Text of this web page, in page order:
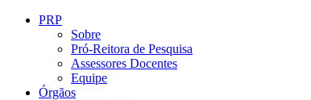
Conteúdo principal
PRP
Sobre
Pró-Reitora de Pesquisa
Assessores Docentes
Equipe
Órgãos